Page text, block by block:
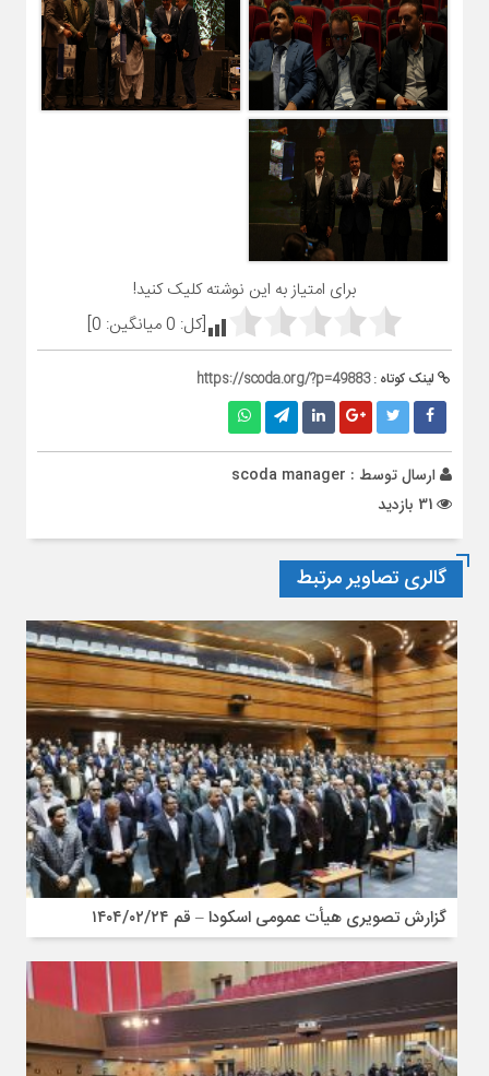
برای امتیاز به این نوشته کلیک کنید!
[کل: 0میانگین: 0
]
لینک کوتاه :https://scoda.org/?p=49883
ارسال توسط : scoda manager
گالری تصاویر مرتبط
گزارش تصویری هیأت عمومی اسکودا – قم ۱۴۰۴/۰۲/۲۴